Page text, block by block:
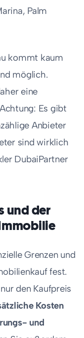
Palm
kommt kaum
möglich.
eine
Es gibt
Anbieter
sind wirklich
DubaiPartner
und der
Grenzen und
fest.
den Kaufpreis
Kosten
und